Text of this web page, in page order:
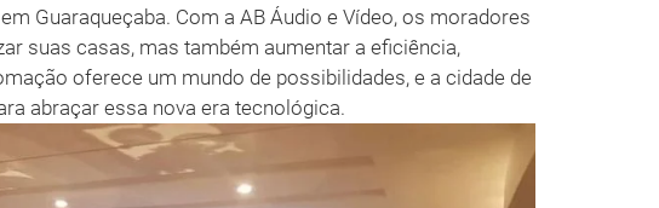
Guaraqueçaba. Com a AB Áudio e Vídeo, os moradores
suas casas, mas também aumentar a eficiência,
oferece um mundo de possibilidades, e a cidade de
abraçar essa nova era tecnológica.